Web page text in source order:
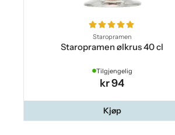
Staropramen
Staropramen ølkrus 40 cl
Tilgjengelig
kr 94
Kjøp